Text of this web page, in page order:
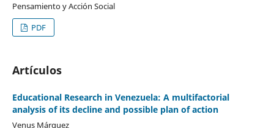
Pensamiento y Acción Social
PDF
Artículos
Educational Research in Venezuela: A multifactorial
analysis of its decline and possible plan of action
Venus Márquez